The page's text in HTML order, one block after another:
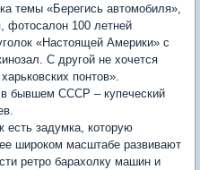
темы «Берегись автомобиля»,
фотосалон 100 летней
«Настоящей Америки» с
С другой не хочется
понтов».
в бывшем СССР – купеческий
задумка, которую
широком масштабе развивают
ретро барахолку машин и